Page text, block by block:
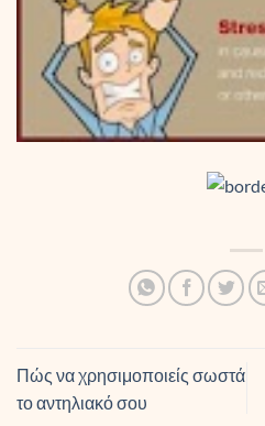
Πώς να χρησιμοποιείς σωστά
το αντηλιακό σου